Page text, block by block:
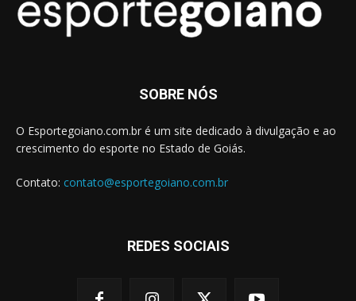
SOBRE NÓS
O Esportegoiano.com.br é um site dedicado à divulgação e ao
crescimento do esporte no Estado de Goiás.
Contato: contato@esportegoiano.com.br
REDES SOCIAIS